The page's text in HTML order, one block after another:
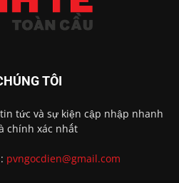
TÔI
tức và sự kiện cập nhập nhanh
chính xác nhất
pvngocdien@gmail.com